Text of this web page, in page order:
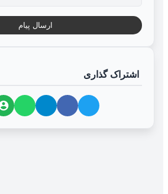
ارسال پیام
اشتراک گذاری